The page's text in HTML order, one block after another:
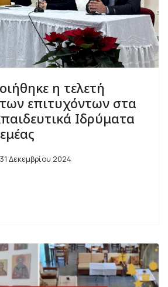
η τελετή
επιτυχόντων στα
Ιδρύματα
31 Δεκεμβρίου 2024